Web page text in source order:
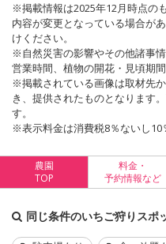
※掲載情報は2025年12月時点の
内容が変更となっている場合が
けください。
※自然災害の影響やその他諸事
営業時間、植物の開花・見頃期
※掲載されている画像は取材先
き、提供されたものとなります
す。
※表示料金は消費税8％ないし10
農園
TOP
料金・
予約情報など
同じ条件のいちご狩りスポ